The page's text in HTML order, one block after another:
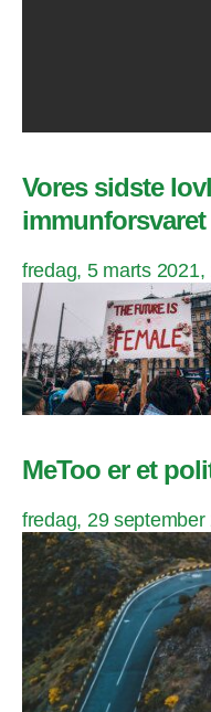
Vores sidste
immunforsvaret
fredag, 5 marts 2021,
MeToo er et
fredag, 29 september